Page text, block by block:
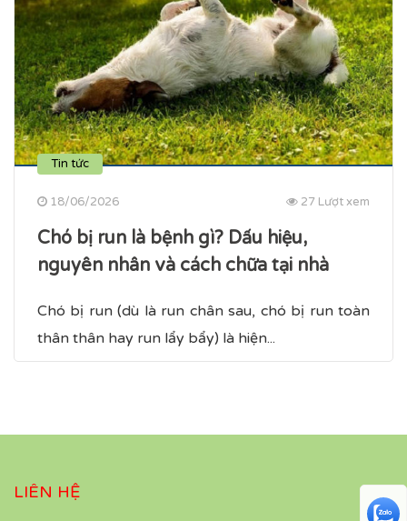
Tin tức
18/06/2026 27 Lượt xem
Chó bị run là bệnh gì? Dấu hiệu,
nguyên nhân và cách chữa tại nhà
Chó bị run (dù là run chân sau, chó bị run toàn
thân​ thân hay run lẩy bẩy) là hiện...
LIÊN HỆ